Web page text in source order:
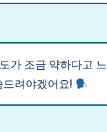
가 조금 약하다고 느
려야겠어요!